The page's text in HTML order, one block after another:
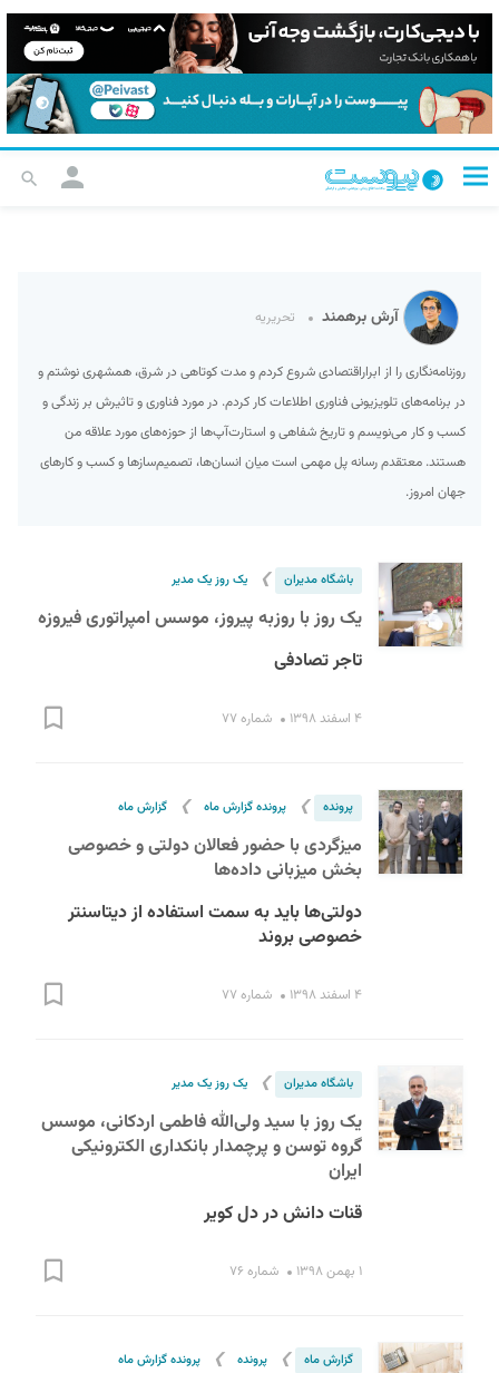
آرش برهمند تحریریه
روزنامه‌نگاری را از ابراراقتصادی شروع کردم و مدت کوتاهی در شرق، همشهری نوشتم و
در برنامه‌های تلویزیونی فناوری اطلاعات کار کردم. در مورد فناوری و تاثیرش بر زندگی و
کسب و کار می‌نویسم و تاریخ شفاهی و استارت‌آپ‌ها از حوزه‌های مورد علاقه من
هستند. معتقدم رسانه پل مهمی است میان انسان‌ها، تصمیم‌سازها و کسب و کارهای
جهان امروز.
باشگاه مدیران ❯ یک روز یک مدیر
یک روز با روزبه پیروز، موسس امپراتوری فیروزه
تاجر تصادفی
۴ اسفند ۱۳۹۸ شماره ۷۷
پرونده ❯ پرونده گزارش ماه ❯ گزارش ماه
میزگردی با حضور فعالان دولتی و خصوصی
بخش میزبانی داده‌ها
دولتی‌ها باید به سمت استفاده از دیتاسنتر
خصوصی بروند
۴ اسفند ۱۳۹۸ شماره ۷۷
باشگاه مدیران ❯ یک روز یک مدیر
یک روز با سید ولی‌الله فاطمی اردکانی، موسس
گروه توسن و پرچمدار بانکداری الکترونیکی
ایران
قنات دانش در دل کویر
۱ بهمن ۱۳۹۸ شماره ۷۶
گزارش ماه ❯ پرونده ❯ پرونده گزارش ماه